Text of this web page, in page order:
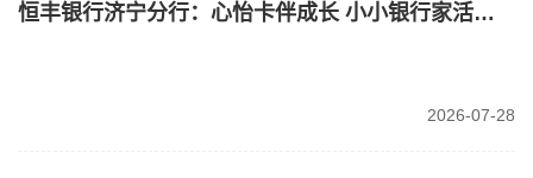
恒丰银行济宁分行：心怡卡伴成长 小小银行家活动暖心开启
2026-07-28